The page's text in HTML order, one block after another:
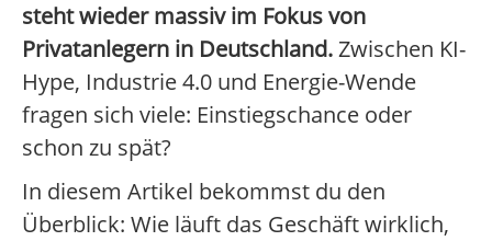
steht wieder massiv im Fokus von
Privatanlegern in Deutschland.Zwischen KI-
Hype, Industrie 4.0 und Energie-Wende
fragen sich viele: Einstiegschance oder
schon zu spät?
In diesem Artikel bekommst du den
Überblick: Wie läuft das Geschäft wirklich,